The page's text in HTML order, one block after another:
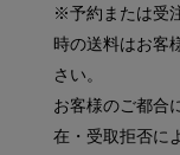
※予約または受
時の送料はお客
さい。
お客様のご都合
在・受取拒否に